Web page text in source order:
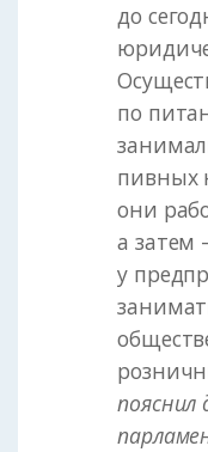
до
по
пивных
они
а затем
у
пояснил